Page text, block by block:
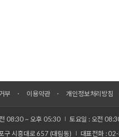
부 이용약관 개인정보처리방침
08:30 ~ 오후 05:30 토요일 : 오전
구 시흥대로 657 (대림동)
대표전화 :